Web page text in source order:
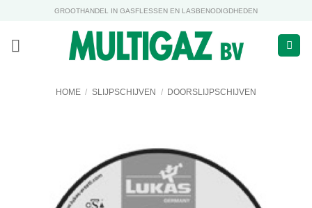
inhoud
GROOTHANDEL IN GASFLESSEN EN LASBENODIGDHEDEN
HOME / SLIJPSCHIJVEN / DOORSLIJPSCHIJVEN